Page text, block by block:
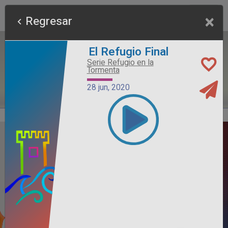
Alimento Sano
Regresar ×
El Refugio Final
Serie Refugio en la
Tormenta
28 jun, 2020